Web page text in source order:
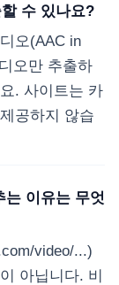
수 있나요?
오(AAC in
오만 추출하
. 사이트는 카
공하지 않습
이유는 무엇
video/...)
아닙니다. 비